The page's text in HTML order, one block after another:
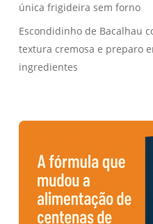
única frigideira sem forno
Escondidinho de Bacalhau
textura cremosa e preparo
ingredientes